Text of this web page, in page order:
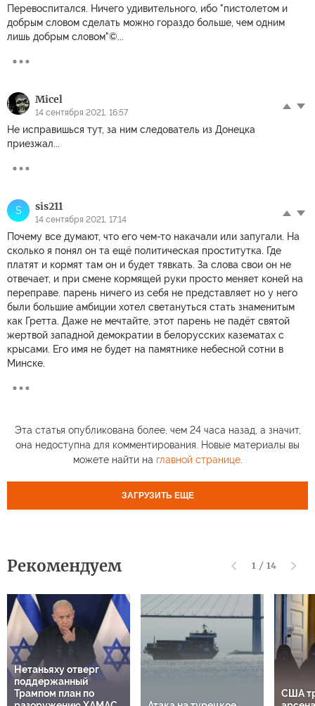
Перевоспитался. Ничего удивительного, ибо "пистолетом и
добрым словом сделать можно гораздо больше, чем одним
лишь добрым словом"©...
Micel
14 сентября 2021, 16:57
Не исправишься тут, за ним следователь из Донецка
приезжал...
S sis211
14 сентября 2021, 17:14
Почему все думают, что его чем-то накачали или запугали. На
сколько я понял он та ещё политическая проститутка. Где
платят и кормят там он и будет тявкать. За слова свои он не
отвечает, и при смене кормящей руки просто меняет коней на
переправе. парень ничего из себя не представляет но у него
были большие амбиции хотел светануться стать знаменитым
как Гретта. Даже не мечтайте, этот парень не падёт святой
жертвой западной демократии в белорусских казематах с
крысами. Его имя не будет на памятнике небесной сотни в
Минске.
Эта статья опубликована более, чем 24 часа назад, а значит,
она недоступна для комментирования. Новые материалы вы
можете найти на главной странице.
ЗАГРУЗИТЬ ЕЩЕ
Рекомендуем 1 / 14
Нетаньяху отверг
поддержанный
Трампом план по
США